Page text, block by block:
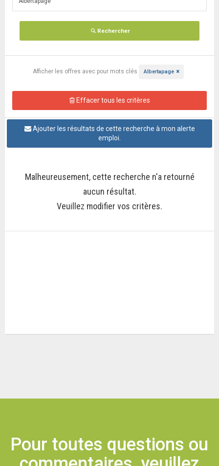
Rechercher
Afficher les offres avec pour mots clés Albertapage
Effacer tous les critères
Ajouter les résultats de cette recherche à mon alerte
emploi.
Malheureusement, cette recherche n'a retourné
aucun résultat.
Veuillez modifier vos critères.
Pour toutes questions ou